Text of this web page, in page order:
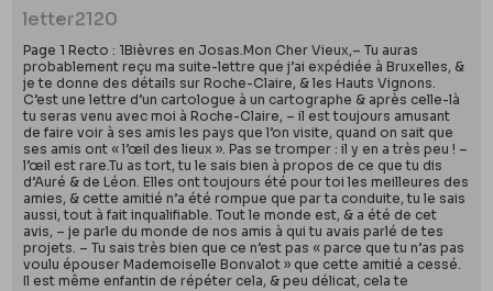
letter2120
Page 1 Recto : 1Bièvres en Josas.Mon Cher Vieux,– Tu auras
probablement reçu ma suite-lettre que j’ai expédiée à Bruxelles, &
je te donne des détails sur Roche-Claire, & les Hauts Vignons.
C’est une lettre d’un cartologue à un cartographe & après celle-là
tu seras venu avec moi à Roche-Claire, – il est toujours amusant
de faire voir à ses amis les pays que l’on visite, quand on sait que
ses amis ont « l’œil des lieux ». Pas se tromper : il y en a très peu ! –
l’œil est rare.Tu as tort, tu le sais bien à propos de ce que tu dis
d’Auré & de Léon. Elles ont toujours été pour toi les meilleures des
amies, & cette amitié n’a été rompue que par ta conduite, tu le sais
aussi, tout à fait inqualifiable. Tout le monde est, & a été de cet
avis, – je parle du monde de nos amis à qui tu avais parlé de tes
projets. – Tu sais très bien que ce n’est pas « parce que tu n’as pas
voulu épouser Mademoiselle Bonvalot » que cette amitié a cessé.
Il est même enfantin de répéter cela, & peu délicat, cela te